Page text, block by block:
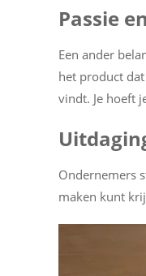
Passie
Een ander
het product
vindt. Je hoeft
Ondernemers
maken kunt